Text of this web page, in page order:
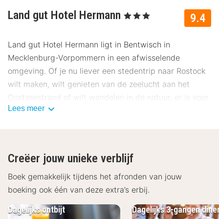
9.4
Land gut Hotel Hermann , 3 Sterren
Land gut Hotel Hermann ligt in Bentwisch in
Mecklenburg-Vorpommern in een afwisselende
omgeving. Of je nu liever een stedentrip naar Rostock
wilt maken, wilt genieten van de zeelucht aan het
Oostzeestrand of wilt wandelen in de natuur, er is voor
elk wat wils. Daarna kun je ontspannen in de
De comfortabele kamers van het Land Gut Hotel
Hermann zijn voorzien van een flatscreen televisie, een
telefoon en een badkamer met een douche en een
toilet. Wi-Fi is gratis beschikbaar in het hele hotel.
Lees meer
Creëer jouw unieke verblijf
Boek gemakkelijk tijdens het afronden van jouw
boeking ook één van deze extra’s erbij.
Dagelijks 3-gangen
Dagelijks ontbijt